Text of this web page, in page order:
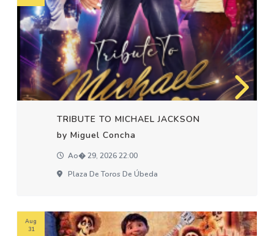
TRIBUTE TO MICHAEL JACKSON
by Miguel Concha
Ao� 29, 2026 22:00
Plaza De Toros De Úbeda
Aug
31